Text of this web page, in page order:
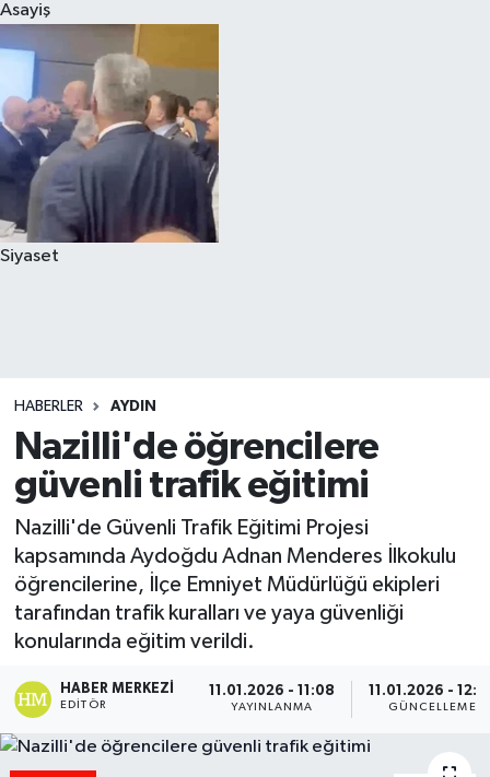
Asayiş
Siyaset
HABERLER AYDIN
Nazilli'de öğrencilere
güvenli trafik eğitimi
Nazilli'de Güvenli Trafik Eğitimi Projesi
kapsamında Aydoğdu Adnan Menderes İlkokulu
öğrencilerine, İlçe Emniyet Müdürlüğü ekipleri
tarafından trafik kuralları ve yaya güvenliği
konularında eğitim verildi.
HABER MERKEZI
EDITÖR
11.01.2026 - 11:08
YAYINLANMA
11.01.2026 -
GÜNCELLEME